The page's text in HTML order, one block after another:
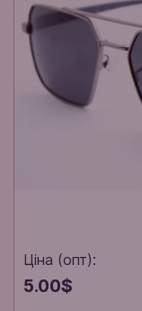
Ціна (опт):
5.00$